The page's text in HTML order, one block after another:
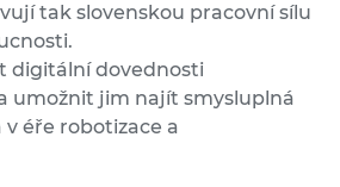
tak slovenskou pracovní sílu
digitální dovednosti
umožnit jim najít smysluplná
éře robotizace a